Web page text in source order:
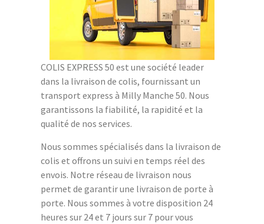
COLIS EXPRESS 50 est une société leader
dans la livraison de colis, fournissant un
transport express à Milly Manche 50. Nous
garantissons la fiabilité, la rapidité et la
qualité de nos services.
Nous sommes spécialisés dans la livraison de
colis et offrons un suivi en temps réel des
envois. Notre réseau de livraison nous
permet de garantir une livraison de porte à
porte. Nous sommes à votre disposition 24
heures sur 24 et 7 jours sur 7 pour vous